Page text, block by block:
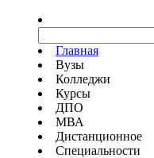
Главная
Вузы
Колледжи
Курсы
ДПО
МВА
Дистанционное
Специальности